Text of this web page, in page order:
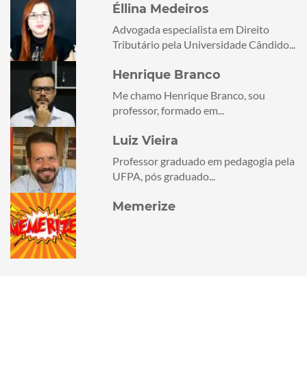
Éllina Medeiros
Advogada especialista em Direito
Tributário pela Universidade Cândido...
Henrique Branco
Me chamo Henrique Branco, sou
professor, formado em...
Luiz Vieira
Professor graduado em pedagogia pela
UFPA, pós graduado...
Memerize